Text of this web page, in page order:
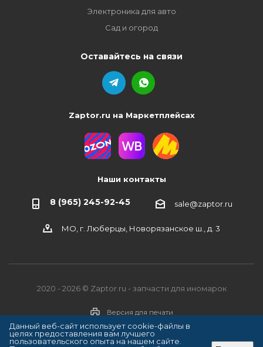
Электроника для авто
Сад и огород
Оставайтесь на связи
Zaptor.ru на Маркетплейсах
Наши контакты
8 (965) 245-92-45 sale@zaptor.ru
МО, г. Люберцы, Новорязанское ш., д. 3
2020 - 2026 © Zaptor.ru - запчасти для иномарок
Версия для печати
Данный веб-сайт использует cookie-файлы в
целях предоставления вам лучшего
пользовательского опыта на нашем сайте.